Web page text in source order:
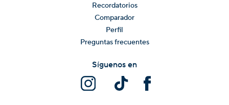
Recordatorios
Comparador
Perfil
Preguntas frecuentes
Síguenos en